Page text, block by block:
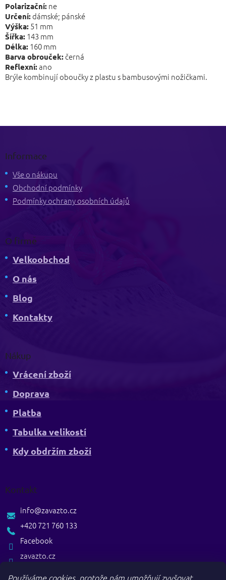
Používáme cookies, protože nám umožňují zvyšovat
Polarizační: ne
Určení:dámské; pánské
Výška: 51 mm
Šířka: 143 mm
Délka: 160 mm
Barva obrouček: černá
Reflexní:ano
Brýle kombinují oboučky z plastu s bambusovými nožičkami.
Informace
Vše o nákupu
Obchodní podmínky
Podmínky ochrany osobních údajů
O firmě
Velkoobchod
O nás
Blog
Kontakty
Nákup
Vrácení zboží
Doprava
Platba
Tabulka velikostí
Kdy obdržím zboží
Kontakt
zavazto.cz
info@zavazto.cz
+420 721 760 133
Facebook